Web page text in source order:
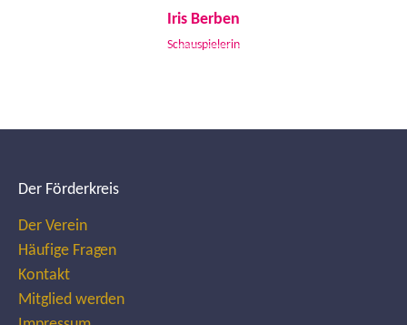
Iris Berben
Schauspielerin
Der Förderkreis
Der Verein
Häufige Fragen
Kontakt
Mitglied werden